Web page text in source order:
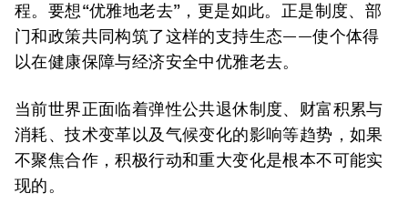
程。要想“优雅地老去”，更是如此。正是制度、部
门和政策共同构筑了这样的支持生态——使个体得
以在健康保障与经济安全中优雅老去。
当前世界正面临着弹性公共退休制度、财富积累与
消耗、技术变革以及气候变化的影响等趋势，如果
不聚焦合作，积极行动和重大变化是根本不可能实
现的。